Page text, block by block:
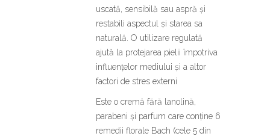
uscată, sensibilă sau aspră și
restabili aspectul și starea sa
naturală. O utilizare regulată
ajută la protejarea pielii împotriva
influențelor mediului și a altor
factori de stres externi
Este o cremă fără lanolină,
parabeni și parfum care conține 6
remedii florale Bach (cele 5 din